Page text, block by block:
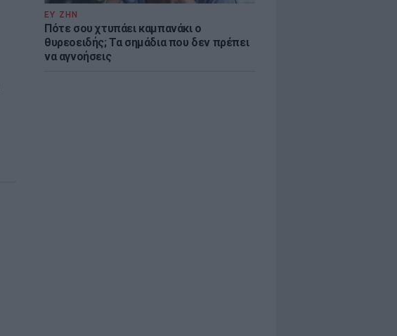
ΕΥ ΖΗΝ
Πότε σου χτυπάει καμπανάκι ο
θυρεοειδής; Τα σημάδια που δεν πρέπει
να αγνοήσεις